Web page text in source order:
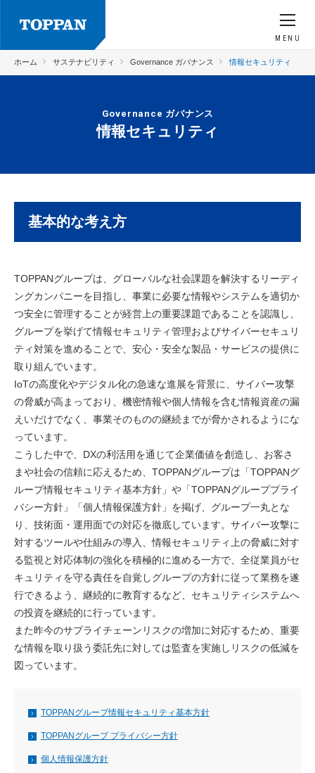
MENU
ホーム サステナビリティ Governance ガバナンス 情報セキュリティ
Governance ガバナンス
情報セキュリティ
基本的な考え方
TOPPANグループは、グローバルな社会課題を解決するリーディ
ングカンパニーを目指し、事業に必要な情報やシステムを適切か
つ安全に管理することが経営上の重要課題であることを認識し、
グループを挙げて情報セキュリティ管理およびサイバーセキュリ
ティ対策を進めることで、安心・安全な製品・サービスの提供に
取り組んでいます。
IoTの高度化やデジタル化の急速な進展を背景に、サイバー攻撃
の脅威が高まっており、機密情報や個人情報を含む情報資産の漏
えいだけでなく、事業そのものの継続までが脅かされるようにな
っています。
こうした中で、DXの利活用を通じて企業価値を創造し、お客さ
まや社会の信頼に応えるため、TOPPANグループは「TOPPANグ
ループ情報セキュリティ基本方針」や「TOPPANグループプライ
バシー方針」「個人情報保護方針」を掲げ、グループ一丸とな
り、技術面・運用面での対応を徹底しています。サイバー攻撃に
対するツールや仕組みの導入、情報セキュリティ上の脅威に対す
る監視と対応体制の強化を積極的に進める一方で、全従業員がセ
キュリティを守る責任を自覚しグループの方針に従って業務を遂
行できるよう、継続的に教育するなど、セキュリティシステムへ
の投資を継続的に行っています。
また昨今のサプライチェーンリスクの増加に対応するため、重要
な情報を取り扱う委託先に対しては監査を実施しリスクの低減を
図っています。
TOPPANグループ情報セキュリティ基本方針
TOPPANグループ プライバシー方針
個人情報保護方針